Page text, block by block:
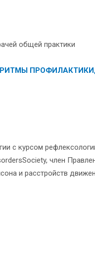
общей практики
с курсом
член
и расстройств